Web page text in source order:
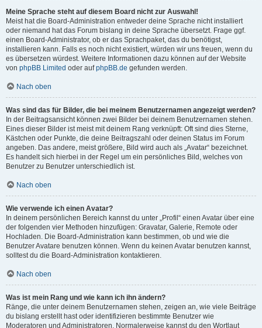
Meine Sprache steht auf diesem Board nicht zur Auswahl!
Meist hat die Board-Administration entweder deine Sprache nicht installiert
oder niemand hat das Forum bislang in deine Sprache übersetzt. Frage ggf.
einen Board-Administrator, ob er das Sprachpaket, das du benötigst,
installieren kann. Falls es noch nicht existiert, würden wir uns freuen, wenn du
es übersetzen würdest. Weitere Informationen dazu können auf der Website
von phpBB Limited oder aufphpBB.de gefunden werden.
Nach oben
Was sind das für Bilder, die bei meinem Benutzernamen angezeigt werden?
In der Beitragsansicht können zwei Bilder bei deinem Benutzernamen stehen.
Eines dieser Bilder ist meist mit deinem Rang verknüpft: Oft sind dies Sterne,
Kästchen oder Punkte, die deine Beitragszahl oder deinen Status im Forum
angeben. Das andere, meist größere, Bild wird auch als „Avatar“ bezeichnet.
Es handelt sich hierbei in der Regel um ein persönliches Bild, welches von
Benutzer zu Benutzer unterschiedlich ist.
Nach oben
Wie verwende ich einen Avatar?
In deinem persönlichen Bereich kannst du unter „Profil“ einen Avatar über eine
der folgenden vier Methoden hinzufügen: Gravatar, Galerie, Remote oder
Hochladen. Die Board-Administration kann bestimmen, ob und wie die
Benutzer Avatare benutzen können. Wenn du keinen Avatar benutzen kannst,
solltest du die Board-Administration kontaktieren.
Nach oben
Was ist mein Rang und wie kann ich ihn ändern?
Ränge, die unter deinem Benutzernamen stehen, zeigen an, wie viele Beiträge
du bislang erstellt hast oder identifizieren bestimmte Benutzer wie
Moderatoren und Administratoren. Normalerweise kannst du den Wortlaut